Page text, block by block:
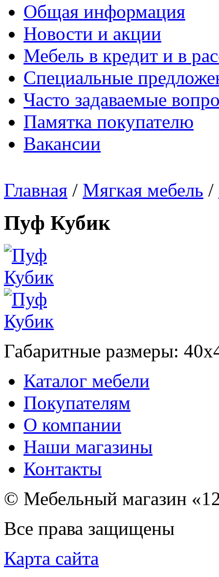
Общая информация
Новости и акции
Мебель в кредит и в
Специальные
Часто задаваемые
Памятка покупателю
Вакансии
Главная / Мягкая мебель /
Пуф Кубик
Габаритные размеры:
Каталог мебели
Покупателям
О компании
Наши магазины
Контакты
© Мебельный магазин
Все права защищены
Карта сайта